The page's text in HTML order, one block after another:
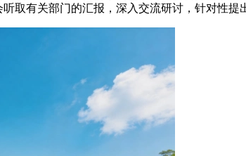
取有关部门的汇报，深入交流研讨，针对性提